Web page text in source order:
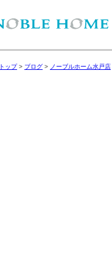
トップ> ブログ > ノーブルホーム水戸店